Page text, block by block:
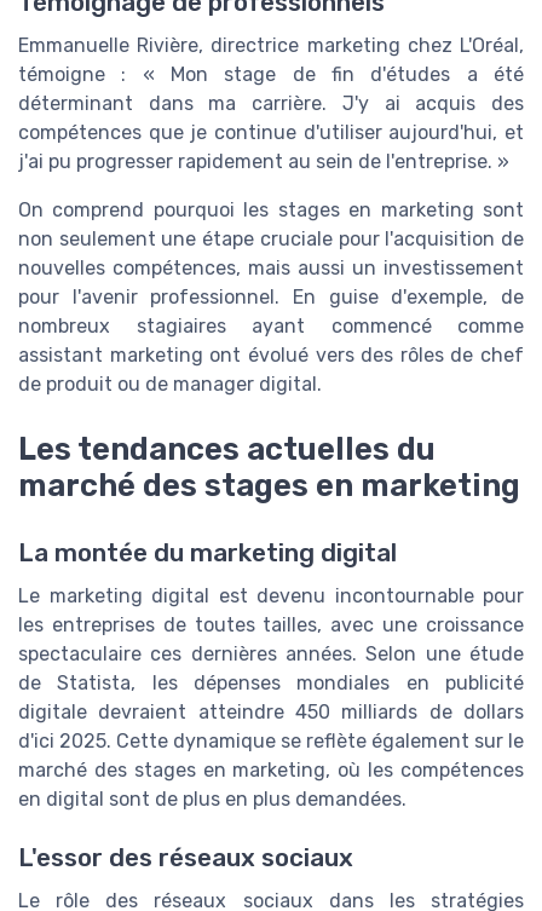
Emmanuelle Rivière, directrice marketing chez L'Oréal,
témoigne : « Mon stage de fin d'études a été
déterminant dans ma carrière. J'y ai acquis des
compétences que je continue d'utiliser aujourd'hui, et
j'ai pu progresser rapidement au sein de l'entreprise. »
On comprend pourquoi les stages en marketing sont
non seulement une étape cruciale pour l'acquisition de
nouvelles compétences, mais aussi un investissement
pour l'avenir professionnel. En guise d'exemple, de
nombreux stagiaires ayant commencé comme
assistant marketing ont évolué vers des rôles de chef
de produit ou de manager digital.
Les tendances actuelles du
marché des stages en marketing
La montée du marketing digital
Le marketing digital est devenu incontournable pour
les entreprises de toutes tailles, avec une croissance
spectaculaire ces dernières années. Selon une étude
de Statista, les dépenses mondiales en publicité
digitale devraient atteindre 450 milliards de dollars
d'ici 2025. Cette dynamique se reflète également sur le
marché des stages en marketing, où les compétences
en digital sont de plus en plus demandées.
L'essor des réseaux sociaux
Le rôle des réseaux sociaux dans les stratégies